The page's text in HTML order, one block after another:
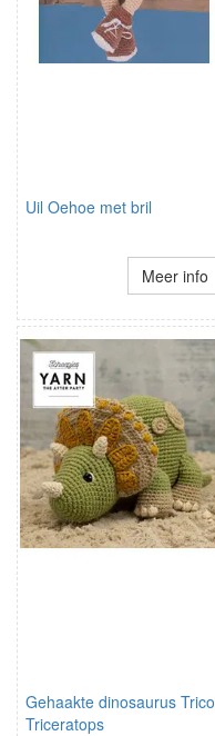
Uil Oehoe met bril
Meer info
Gehaakte dinosaurus Trico
Triceratops